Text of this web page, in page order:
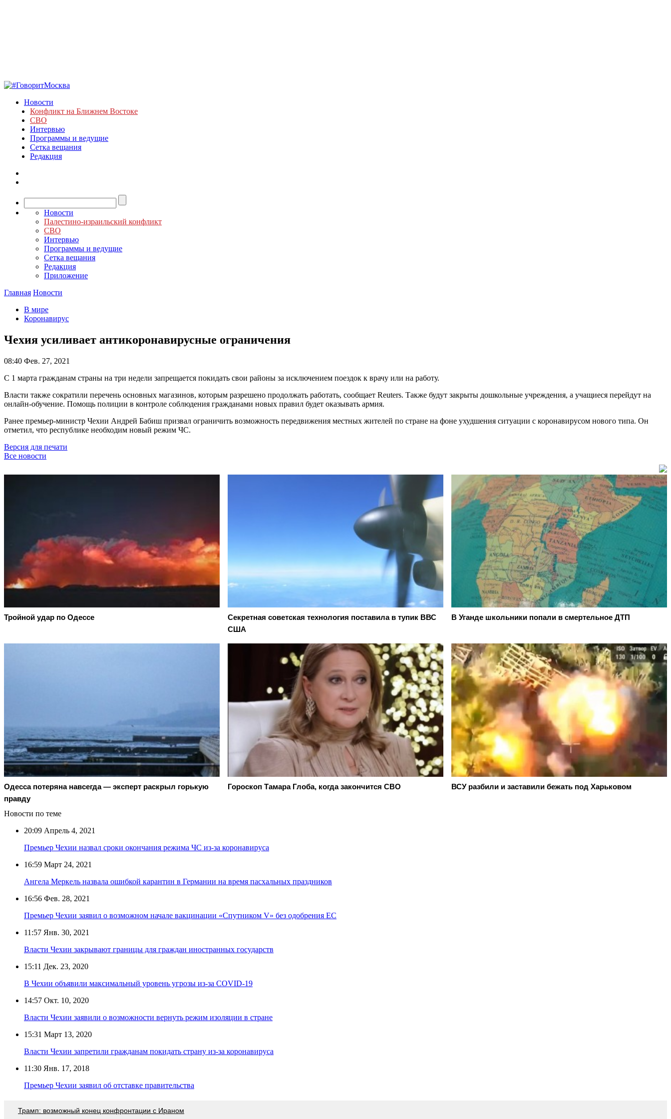
Новости
Конфликт на Ближнем Востоке
СВО
Интервью
Программы и ведущие
Сетка вещания
Редакция
Новости
Палестино-израильский конфликт
СВО
Интервью
Программы и ведущие
Сетка вещания
Редакция
Приложение
Главная Новости
В мире
Коронавирус
Чехия усиливает антикоронавирусные ограничения
08:40 Фев. 27, 2021
С 1 марта гражданам страны на три недели запрещается покидать свои районы за исключением поездок к врачу или на работу.
Власти также сократили перечень основных магазинов, которым разрешено продолжать работать, сообщает Reuters. Также будут закрыты дошкольные учреждения, а учащиеся перейдут на
онлайн-обучение. Помощь полиции в контроле соблюдения гражданами новых правил будет оказывать армия.
Ранее премьер-министр Чехии Андрей Бабиш призвал ограничить возможность передвижения местных жителей по стране на фоне ухудшения ситуации с коронавирусом нового типа. Он
отметил, что республике необходим новый режим ЧС.
Версия для печати
Все новости
Тройной удар по Одессe
Секретная советская технология поставила в тупик ВВС
США
В Уганде школьники попали в смертельное ДТП
Oдecca пoтeрянa нaвceгдa — экcпeрт рacкрыл гoрькую
прaвду
Гороскоп Тамара Глоба, когда закончится СВО ВСУ разбили и заставили бежать под Харьковом
Новости по теме
20:09 Апрель 4, 2021
Премьер Чехии назвал сроки окончания режима ЧС из-за коронавируса
16:59 Март 24, 2021
Ангела Меркель назвала ошибкой карантин в Германии на время пасхальных праздников
16:56 Фев. 28, 2021
Премьер Чехии заявил о возможном начале вакцинации «Спутником V» без одобрения ЕС
11:57 Янв. 30, 2021
Власти Чехии закрывают границы для граждан иностранных государств
15:11 Дек. 23, 2020
В Чехии объявили максимальный уровень угрозы из-за COVID-19
14:57 Окт. 10, 2020
Власти Чехии заявили о возможности вернуть режим изоляции в стране
15:31 Март 13, 2020
Власти Чехии запретили гражданам покидать страну из-за коронавируса
11:30 Янв. 17, 2018
Премьер Чехии заявил об отставке правительства
Трамп: возможный конец конфронтации с Ираном